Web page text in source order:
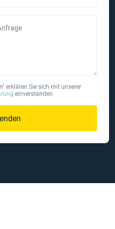
erklären Sie sich mit unserer
einverstanden